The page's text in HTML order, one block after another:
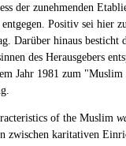
der zunehmenden
Positiv sei hier
Darüber hinaus
des Herausgebers
Jahr 1981 zum "Muslim
of the Muslim
zwischen karitativen